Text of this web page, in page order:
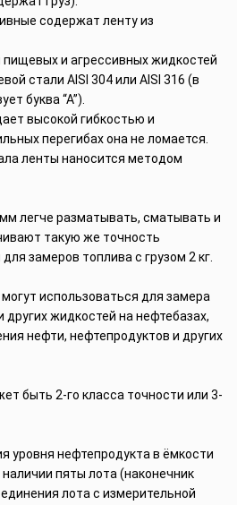
содержат ленту из
пищевых и агрессивных жидкостей
стали AISI 304 или AISI 316 (в
буква “А”).
высокой гибкостью и
перегибах она не ломается.
ленты наносится методом
легче разматывать, сматывать и
такую же точность
замеров топлива с грузом 2 кг.
использоваться для замера
других жидкостей на нефтебазах,
нефти, нефтепродуктов и других
быть 2-го класса точности или 3-
уровня нефтепродукта в ёмкости
пяты лота (наконечник
лота с измерительной